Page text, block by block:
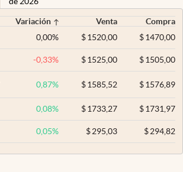
Variación Venta
Compra
0,00% $ 1520,00 $1470,00
-0,33% $ 1525,00 $1505,00
0,87% $ 1585,52 $1576,89
0,08% $ 1733,27 $1731,97
0,05% $ 295,03 $294,82